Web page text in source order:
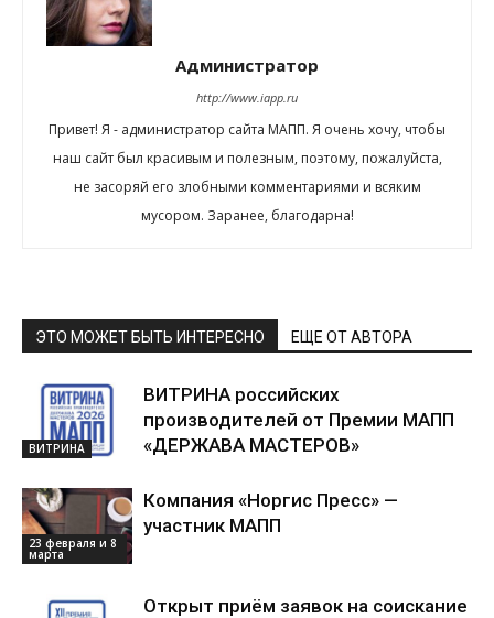
Администратор
http://www.iapp.ru
Привет! Я - администратор сайта МАПП. Я очень хочу, чтобы
наш сайт был красивым и полезным, поэтому, пожалуйста,
не засоряй его злобными комментариями и всяким
мусором. Заранее, благодарна!
ЭТО МОЖЕТ БЫТЬ ИНТЕРЕСНО ЕЩЕ ОТ АВТОРА
ВИТРИНА
ВИТРИНА российских
производителей от Премии МАПП
«ДЕРЖАВА МАСТЕРОВ»
23 февраля и 8
марта
Компания «Норгис Пресс» —
участник МАПП
Открыт приём заявок на соискание